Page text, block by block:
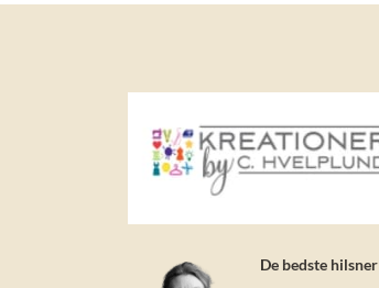
De bedste hilsner